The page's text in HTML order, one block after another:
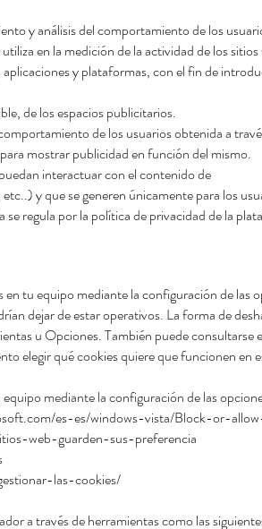
y análisis del comportamiento de los
en la medición de la actividad de los
y plataformas, con el fin de
de los espacios publicitarios.
de los usuarios obtenida a
para mostrar publicidad en función del mismo.
interactuar con el contenido de
y que se generen únicamente para los
regula por la política de privacidad de la
tu equipo mediante la configuración de las
dejar de estar operativos. La forma de
u Opciones. También puede consultarse
elegir qué cookies quiere que funcionen en
mediante la configuración de las
es-es/windows-vista/Block-or-
web-guarden-sus-preferencia
las-cookies/
a través de herramientas como las